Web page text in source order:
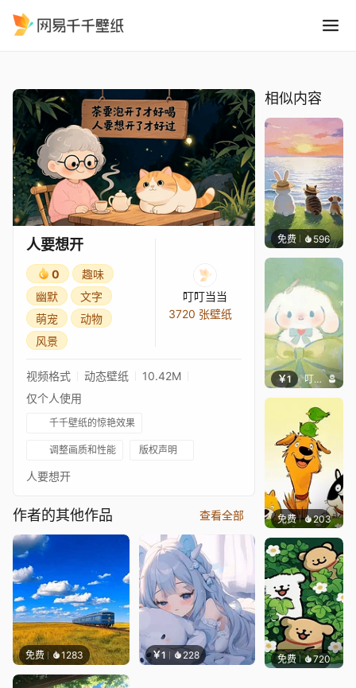
人要想开
0
趣味
幽默
文字
萌宠
动物
风景
叮叮当当
3720 张壁纸
视频格式 动态壁纸
10.42M
仅个人使用
千千壁纸的惊艳效果
调整画质和性能 版权声明
人要想开
作者的其他作品 查看全部
免费 1283 ￥1 228
相似内容
免费 596渔小小
￥1 叮叮当当
免费 203渔小小
免费 720渔小小